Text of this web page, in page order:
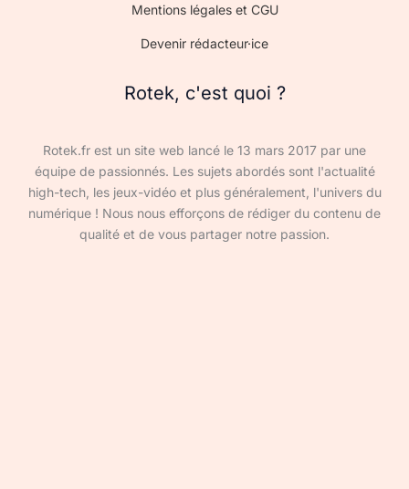
Mentions légales et CGU
Devenir rédacteur·ice
Rotek, c'est quoi ?
Rotek.fr est un site web lancé le 13 mars 2017 par une
équipe de passionnés. Les sujets abordés sont l'actualité
high-tech, les jeux-vidéo et plus généralement, l'univers du
numérique ! Nous nous efforçons de rédiger du contenu de
qualité et de vous partager notre passion.